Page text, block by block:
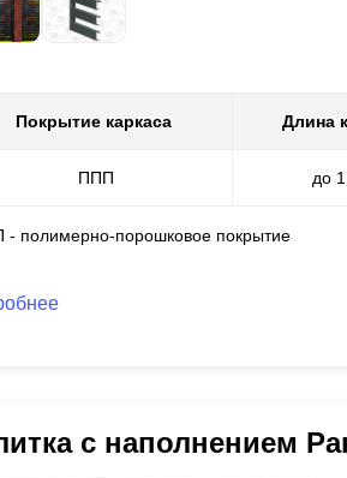
Покрытие каркаса Длина
ППП до
- полимерно-порошковое покрытие
с наполнением